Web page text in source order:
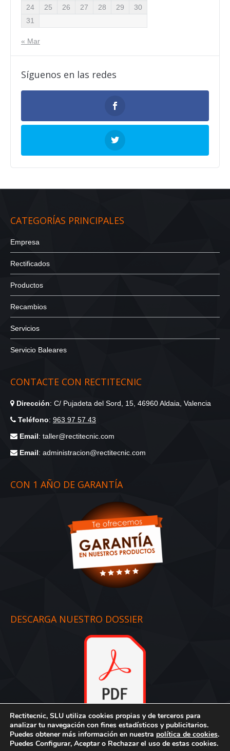
24
25 26 27 28 29
30
31
« Mar
Síguenos en las redes
CATEGORÍAS PRINCIPALES
Empresa
Rectificados
Productos
Recambios
Servicios
Servicio Baleares
CONTACTE CON RECTITECNIC
Dirección: C/ Pujadeta del Sord, 15, 46960 Aldaia, Valencia
Teléfono: 963 97 57 43
Email: taller@rectitecnic.com
Email: administracion@rectitecnic.com
CON 1 AÑO DE GARANTÍA
DESCARGA NUESTRO DOSSIER
Dossier:Descargar aquí
Rectitecnic, SLU utiliza cookies propias y de terceros para
analizar tu navegación con fines estadísticos y publicitarios.
Puedes obtener más información en nuestra política de cookies.
Puedes Configurar, Aceptar o Rechazar el uso de estas cookies.